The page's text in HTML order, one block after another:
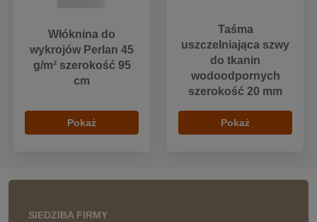
Włóknina do
wykrojów Perlan 45
g/m² szerokość 95
cm
Pokaż
Taśma
uszczelniająca szwy
do tkanin
wodoodpornych
szerokość 20 mm
Pokaż
SIEDZIBA FIRMY